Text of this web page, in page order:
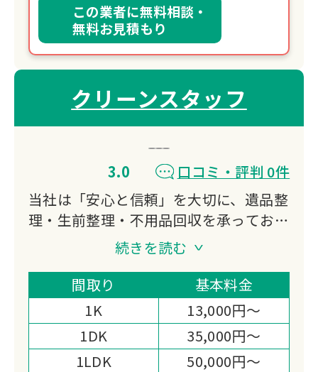
この業者に無料相談・
無料お見積もり
クリーンスタッフ
3.0
口コミ・評判 0件
当社は「安心と信頼」を大切に、遺品整
理・生前整理・不用品回収を承っており
故人の思い出を尊重し、ご家族のお気持
ちに寄り添いながら、丁寧で誠実な対応
を心がけています。
確かな経験と実績を活かし、安心して任
せられるサービスを提供いたします。
続きを読む
間取り
基本料金
1K
13,000円～
1DK
35,000円～
1LDK
50,000円～